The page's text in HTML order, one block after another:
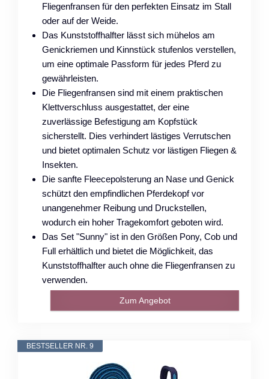
Fliegenfransen für den perfekten Einsatz im Stall
oder auf der Weide.
Das Kunststoffhalfter lässt sich mühelos am
Genickriemen und Kinnstück stufenlos verstellen,
um eine optimale Passform für jedes Pferd zu
gewährleisten.
Die Fliegenfransen sind mit einem praktischen
Klettverschluss ausgestattet, der eine
zuverlässige Befestigung am Kopfstück
sicherstellt. Dies verhindert lästiges Verrutschen
und bietet optimalen Schutz vor lästigen Fliegen &
Insekten.
Die sanfte Fleecepolsterung an Nase und Genick
schützt den empfindlichen Pferdekopf vor
unangenehmer Reibung und Druckstellen,
wodurch ein hoher Tragekomfort geboten wird.
Das Set "Sunny" ist in den Größen Pony, Cob und
Full erhältlich und bietet die Möglichkeit, das
Kunststoffhalfter auch ohne die Fliegenfransen zu
verwenden.
Zum Angebot
BESTSELLER NR. 9